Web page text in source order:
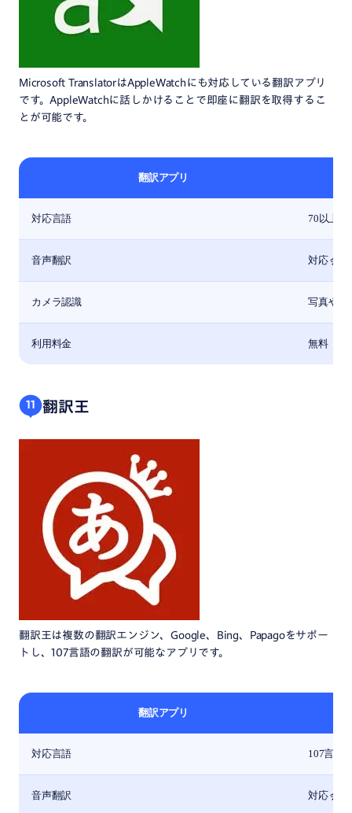
Microsoft TranslatorはAppleWatchにも対応している翻訳アプリ
です。AppleWatchに話しかけることで即座に翻訳を取得するこ
とが可能です。
翻訳アプリ
対応言語 70以上の
音声翻訳 対応 会
カメラ認識 写真やス
利用料金 無料
11 翻訳王
翻訳王は複数の翻訳エンジン、Google、Bing、Papagoをサポー
トし、107言語の翻訳が可能なアプリです。
翻訳アプリ
対応言語 107言語
音声翻訳 対応 会